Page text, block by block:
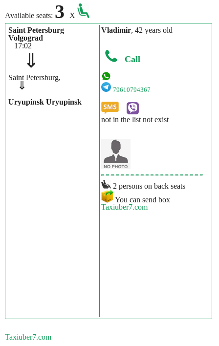
Available seats: 3
X
Saint Petersburg
Volgograd
17:02
⇓
Saint Petersburg,
⇓
Uryupinsk Uryupinsk
Vladimir, 42 years old
Call
79610794367
not in the list not exist
2 persons on back seats
You can send box
Taxiuber7.com
Taxiuber7.com